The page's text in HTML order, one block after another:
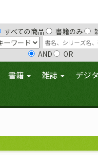
すべての商品 書籍のみ
AND OR
書籍 雑誌 デジ